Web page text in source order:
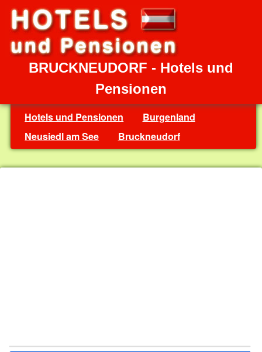
BRUCKNEUDORF - Hotels und
Pensionen
Hotels und Pensionen
Burgenland
Neusiedl am See
Bruckneudorf